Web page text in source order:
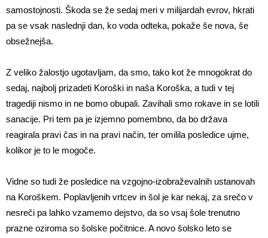
samostojnosti. Škoda se že sedaj meri v milijardah evrov, hkrati
pa se vsak naslednji dan, ko voda odteka, pokaže še nova, še
obsežnejša.
Z veliko žalostjo ugotavljam, da smo, tako kot že mnogokrat do
sedaj, najbolj prizadeti Koroški in naša Koroška, a tudi v tej
tragediji nismo in ne bomo obupali. Zavihali smo rokave in se lotili
sanacije. Pri tem pa je izjemno pomembno, da bo država
reagirala pravi čas in na pravi način, ter omilila posledice ujme,
kolikor je to le mogoče.
Vidne so tudi že posledice na vzgojno-izobraževalnih ustanovah
na Koroškem. Poplavljenih vrtcev in šol je kar nekaj, za srečo v
nesreči pa lahko vzamemo dejstvo, da so vsaj šole trenutno
prazne oziroma so šolske počitnice. A novo šolsko leto se